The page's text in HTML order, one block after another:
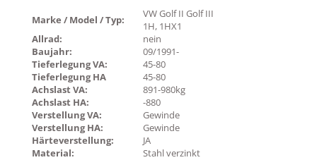
Marke / Model / Typ:
VW Golf II Golf III
1H, 1HX1
Allrad:
nein
Baujahr:
09/1991-
Tieferlegung VA:
45-80
Tieferlegung HA
45-80
Achslast VA:
891-980kg
Achslast HA:
-880
Verstellung VA:
Gewinde
Verstellung HA:
Gewinde
Härteverstellung:
JA
Material:
Stahl verzinkt